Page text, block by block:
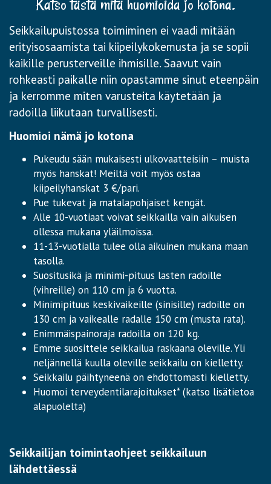
Seikkailupuistossa toimiminen ei vaadi mitään
erityisosaamista tai kiipeilykokemusta ja se sopii
kaikille perusterveille ihmisille. Saavut vain
rohkeasti paikalle niin opastamme sinut eteenpäin
ja kerromme miten varusteita käytetään ja
radoilla liikutaan turvallisesti.
Huomioi nämä jo kotona
Pukeudu sään mukaisesti ulkovaatteisiin – muista
myös hanskat! Meiltä voit myös ostaa
kiipeilyhanskat 3 €/pari.
Pue tukevat ja matalapohjaiset kengät.
Alle 10-vuotiaat voivat seikkailla vain aikuisen
ollessa mukana yläilmoissa.
11-13-vuotialla tulee olla aikuinen mukana maan
tasolla.
Suositusikä ja minimi-pituus lasten radoille
(vihreille) on 110 cm ja 6 vuotta.
Minimipituus keskivaikeille (sinisille) radoille on
130 cm ja vaikealle radalle 150 cm (musta rata).
Enimmäispainoraja radoilla on 120 kg.
Emme suosittele seikkailua raskaana oleville. Yli
neljännellä kuulla oleville seikkailu on kielletty.
Seikkailu päihtyneenä on ehdottomasti kielletty.
Huomoi terveydentilarajoitukset* (katso lisätietoa
alapuolelta)
Seikkailijan toimintaohjeet seikkailuun
lähdettäessä